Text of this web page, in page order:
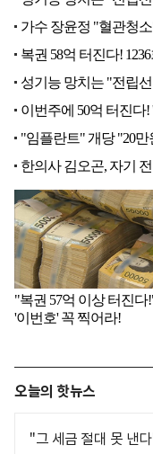
오늘의 핫뉴스
"그 세금 절대 못 낸